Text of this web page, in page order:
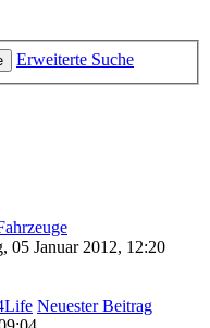
Erweiterte Suche
05 Januar 2012, 12:20
Neuester Beitrag